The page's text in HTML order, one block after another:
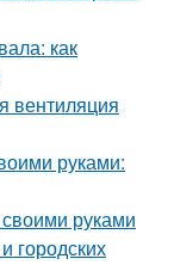
как
вентиляция
руками:
руками
городских